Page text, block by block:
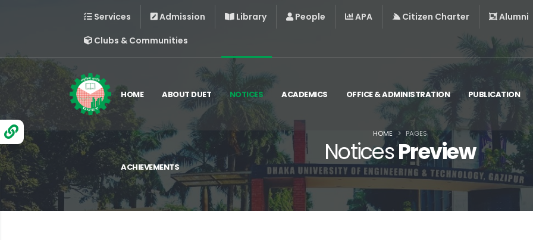
Services Admission Library People APA Citizen Charter
Alumni
Clubs & Communities
HOME ABOUT DUET NOTICES ACADEMICS OFFICE & ADMINISTRATION PUBLICATION
ACHIEVEMENTS
NoticesPreview
HOME PAGES